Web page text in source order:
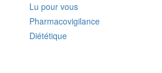
Lu pour vous
Pharmacovigilance
Diététique